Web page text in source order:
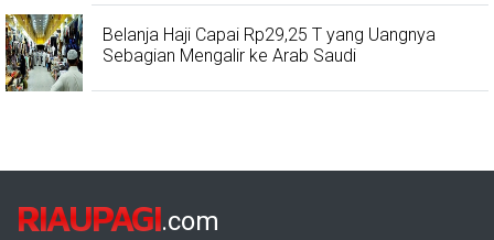
Belanja Haji Capai Rp29,25 T yang Uangnya
Sebagian Mengalir ke Arab Saudi
RIAUPAGI.com